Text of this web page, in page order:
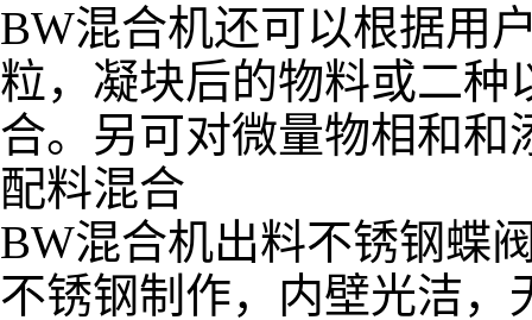
BW混合机还可以根据用
粒，凝块后的物料或二种
合。另可对微量物相和和
配料混合
BW混合机出料不锈钢蝶
不锈钢制作，内壁光洁